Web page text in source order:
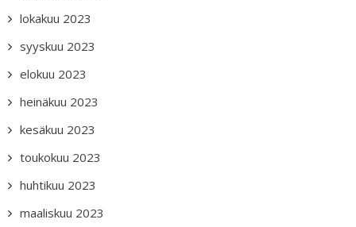
lokakuu 2023
syyskuu 2023
elokuu 2023
heinäkuu 2023
kesäkuu 2023
toukokuu 2023
huhtikuu 2023
maaliskuu 2023